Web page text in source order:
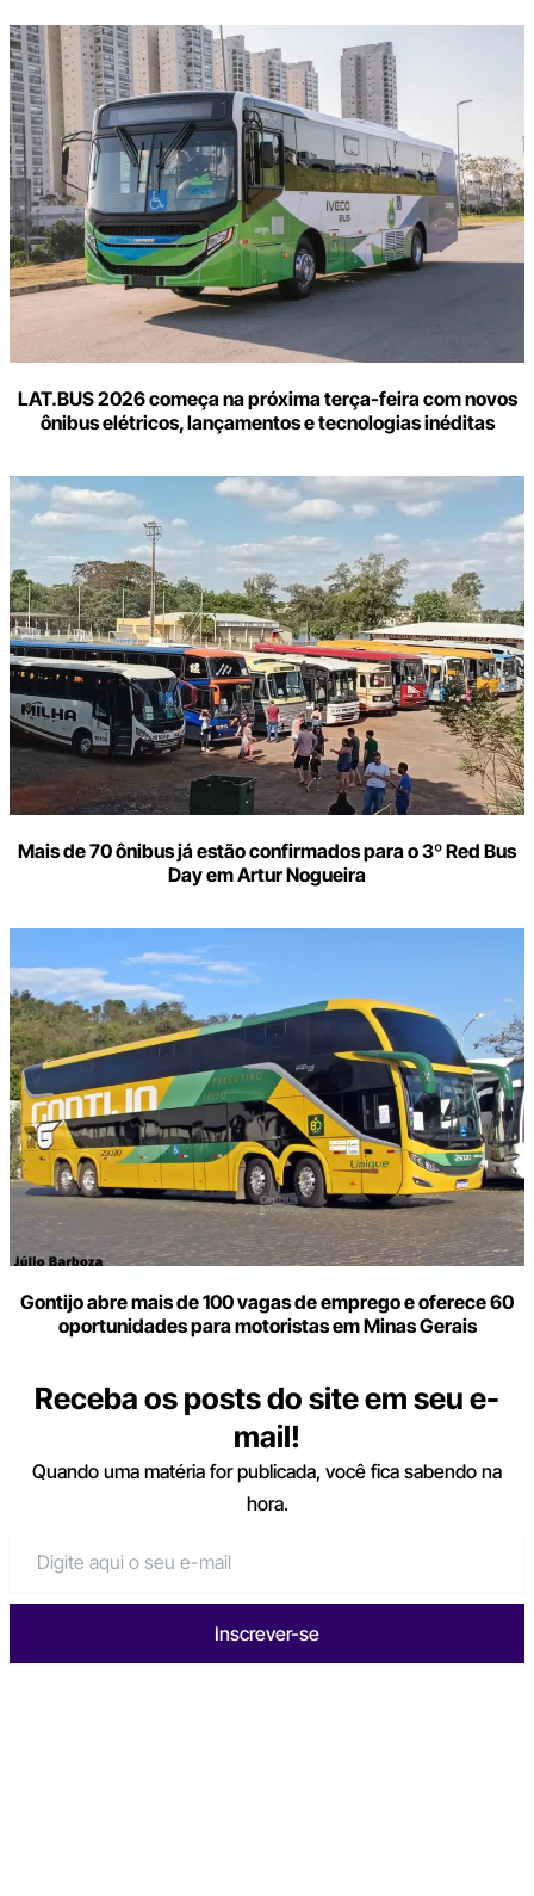
LAT.BUS 2026 começa na próxima terça-feira com novos
ônibus elétricos, lançamentos e tecnologias inéditas
Mais de 70 ônibus já estão confirmados para o 3º Red Bus
Day em Artur Nogueira
Gontijo abre mais de 100 vagas de emprego e oferece 60
oportunidades para motoristas em Minas Gerais
Receba os posts do site em seu e-
mail!
Quando uma matéria for publicada, você fica sabendo na
hora.
Inscrever-se